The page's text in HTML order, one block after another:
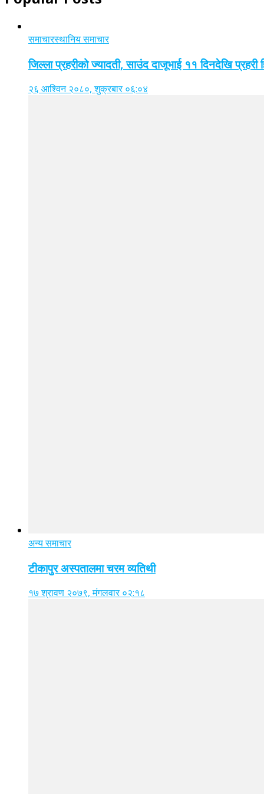
समाचारस्थानिय समाचार
जिल्ला प्रहरीको ज्यादती, साउंद दाजूभाई ११ दिनदेखि प्रहरी
२६ आश्विन २०८०, शुक्रबार ०६:०४
अन्य समाचार
टीकापुर अस्पतालमा चरम व्यतिथी
१७ श्रावण २०७९, मंगलवार ०२:१८